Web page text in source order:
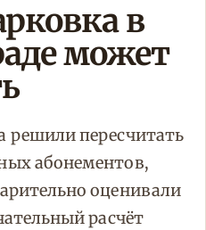
в
может
решили пересчитать
абонементов,
оценивали
расчёт